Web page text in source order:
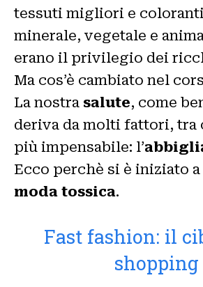
tessuti migliori e
minerale, vegetale e
erano il privilegio dei
Ma cos’è cambiato nel
La nostra salute, come
deriva da molti fattori, tra
più impensabile: l’
Ecco perchè si è iniziato
moda tossica.
Fast fashion: il
shopping